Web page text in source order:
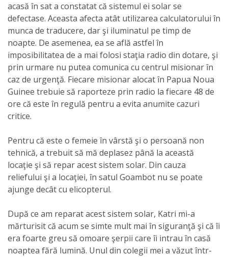
acasă în sat a constatat că sistemul ei solar se
defectase. Aceasta afecta atât utilizarea calculatorului în
munca de traducere, dar şi iluminatul pe timp de
noapte. De asemenea, ea se află astfel în
imposibilitatea de a mai folosi staţia radio din dotare, şi
prin urmare nu putea comunica cu centrul misionar în
caz de urgenţă. Fiecare misionar alocat în Papua Noua
Guinee trebuie să raporteze prin radio la fiecare 48 de
ore că este în regulă pentru a evita anumite cazuri
critice.
Pentru că este o femeie în vârstă şi o persoană non
tehnică, a trebuit să mă deplasez până la această
locaţie şi să repar acest sistem solar. Din cauza
reliefului şi a locaţiei, în satul Goambot nu se poate
ajunge decât cu elicopterul.
După ce am reparat acest sistem solar, Katri mi-a
mărturisit că acum se simte mult mai în siguranţă şi că îi
era foarte greu să omoare şerpii care îi intrau în casă
noaptea fără lumină. Unul din colegii mei a văzut într-